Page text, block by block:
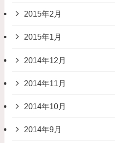
2015年2月
2015年1月
2014年12月
2014年11月
2014年10月
2014年9月